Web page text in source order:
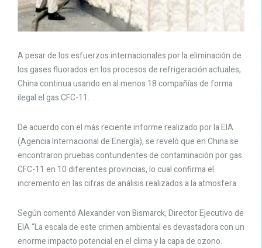
A pesar de los esfuerzos internacionales por la eliminación de
los gases fluorados en los procesos de refrigeración actuales,
China continua usando en al menos 18 compañías de forma
ilegal el gas CFC-11.
De acuerdo con el más reciente informe realizado por la EIA
(Agencia Internacional de Energía), se reveló que en China se
encontraron pruebas contundentes de contaminación por gas
CFC-11 en 10 diferentes provincias, lo cual confirma el
incremento en las cifras de análisis realizados a la atmosfera.
Según comentó Alexander von Bismarck, Director Ejecutivo de
EIA “La escala de este crimen ambiental es devastadora con un
enorme impacto potencial en el clima y la capa de ozono.